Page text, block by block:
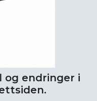
og endringer i